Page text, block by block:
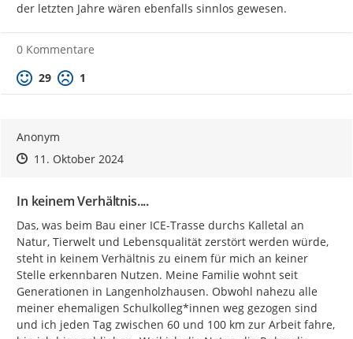
der letzten Jahre wären ebenfalls sinnlos gewesen.
0 Kommentare
Positive Bewertung
29 Negative Bewertung
1
Anonym
Zeitpunkt des Erstellens
Zeitpunkt des Erstellens
11. Oktober 2024Zur Äußerung
In keinem Verhältnis....
Das, was beim Bau einer ICE-Trasse durchs Kalletal an
Natur, Tierwelt und Lebensqualität zerstört werden würde,
steht in keinem Verhältnis zu einem für mich an keiner
Stelle erkennbaren Nutzen. Meine Familie wohnt seit
Generationen in Langenholzhausen. Obwohl nahezu alle
meiner ehemaligen Schulkolleg*innen weg gezogen sind
und ich jeden Tag zwischen 60 und 100 km zur Arbeit fahre,